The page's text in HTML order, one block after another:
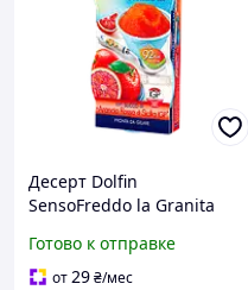
Десерт Dolfin
SensoFreddo la Granita
Готово к отправке
от29₴/мес